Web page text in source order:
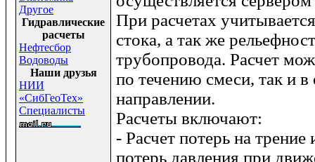
Другое
Гидравлические
расчеты
Нефтесбор
Водоводы
Наши друзья
НИИ
«СибГеоТех»
Специалисты
При расчетах
стока, а так же
трубопровода. Расчет
по течению смеси, так и в
направлении.
Расчеты включают:
- Расчет потерь на трение
потерь давления при